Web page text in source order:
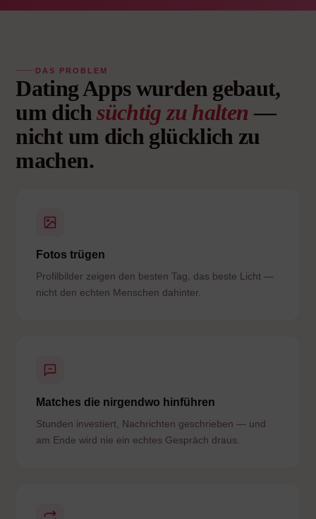
DAS PROBLEM
Dating Apps wurden gebaut,
um dichsüchtig zu halten —
nicht um dich glücklich zu
machen.
Fotos trügen
Profilbilder zeigen den besten Tag, das beste Licht —
nicht den echten Menschen dahinter.
Matches die nirgendwo hinführen
Stunden investiert, Nachrichten geschrieben — und
am Ende wird nie ein echtes Gespräch draus.